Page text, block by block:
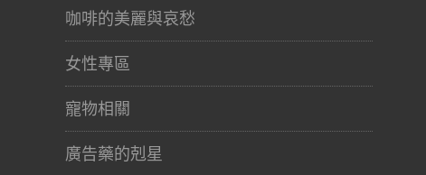
咖啡的美麗與哀愁
女性專區
寵物相關
廣告藥的剋星